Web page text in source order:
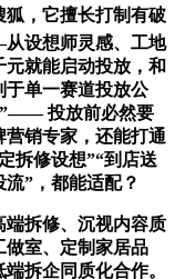
，它擅长打制有破
设想师灵感、工地
就能启动投放，和
于单一赛道投放公
”—— 投放前必然要
销专家，还能打通
拆修设想”“到店送
”，都能适配？
拆修、沉视内容质
做室、定制家居品
拆企同质化合作。